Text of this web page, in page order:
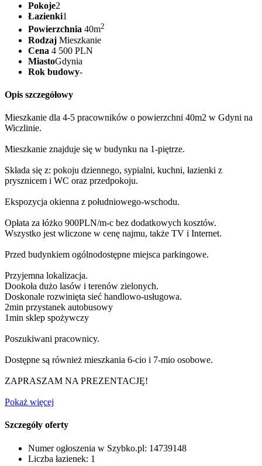
Pokoje2
Łazienki1
Powierzchnia 40m2
Rodzaj Mieszkanie
Cena 4 500 PLN
MiastoGdynia
Rok budowy-
Opis szczegółowy
Mieszkanie dla 4-5 pracowników o powierzchni 40m2 w Gdyni na
Wiczlinie.
Mieszkanie znajduje się w budynku na 1-piętrze.
Składa się z: pokoju dziennego, sypialni, kuchni, łazienki z
prysznicem i WC oraz przedpokoju.
Ekspozycja okienna z południowego-wschodu.
Opłata za łóżko 900PLN/m-c bez dodatkowych kosztów.
Wszystko jest wliczone w cenę najmu, także TV i Internet.
Przed budynkiem ogólnodostępne miejsca parkingowe.
Przyjemna lokalizacja.
Dookoła dużo lasów i terenów zielonych.
Doskonale rozwinięta sieć handlowo-usługowa.
2min przystanek autobusowy
1min sklep spożywczy
Poszukiwani pracownicy.
Dostępne są również mieszkania 6-cio i 7-mio osobowe.
ZAPRASZAM NA PREZENTACJĘ!
Pokaż więcej
Szczegóły oferty
Numer ogłoszenia w Szybko.pl: 14739148
Liczba łazienek: 1